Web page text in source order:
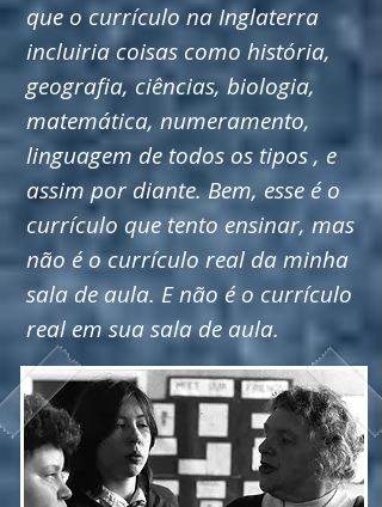
que o currículo na Inglaterra
incluiria coisas como história,
geografia, ciências, biologia,
matemática, numeramento,
linguagem de todos os tipos , e
assim por diante. Bem, esse é o
currículo que tento ensinar, mas
não é o currículo real da minha
sala de aula. E não é o currículo
real em sua sala de aula.